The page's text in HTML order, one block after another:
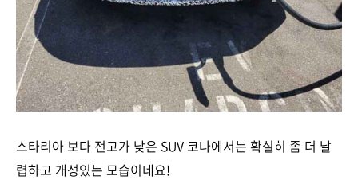
스타리아 보다 전고가 낮은 SUV 코나에서는 확실히 좀 더 날
렵하고 개성있는 모습이네요!